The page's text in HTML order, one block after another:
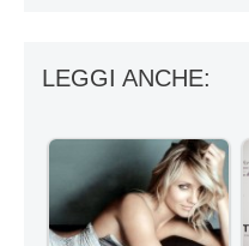
LEGGI ANCHE: